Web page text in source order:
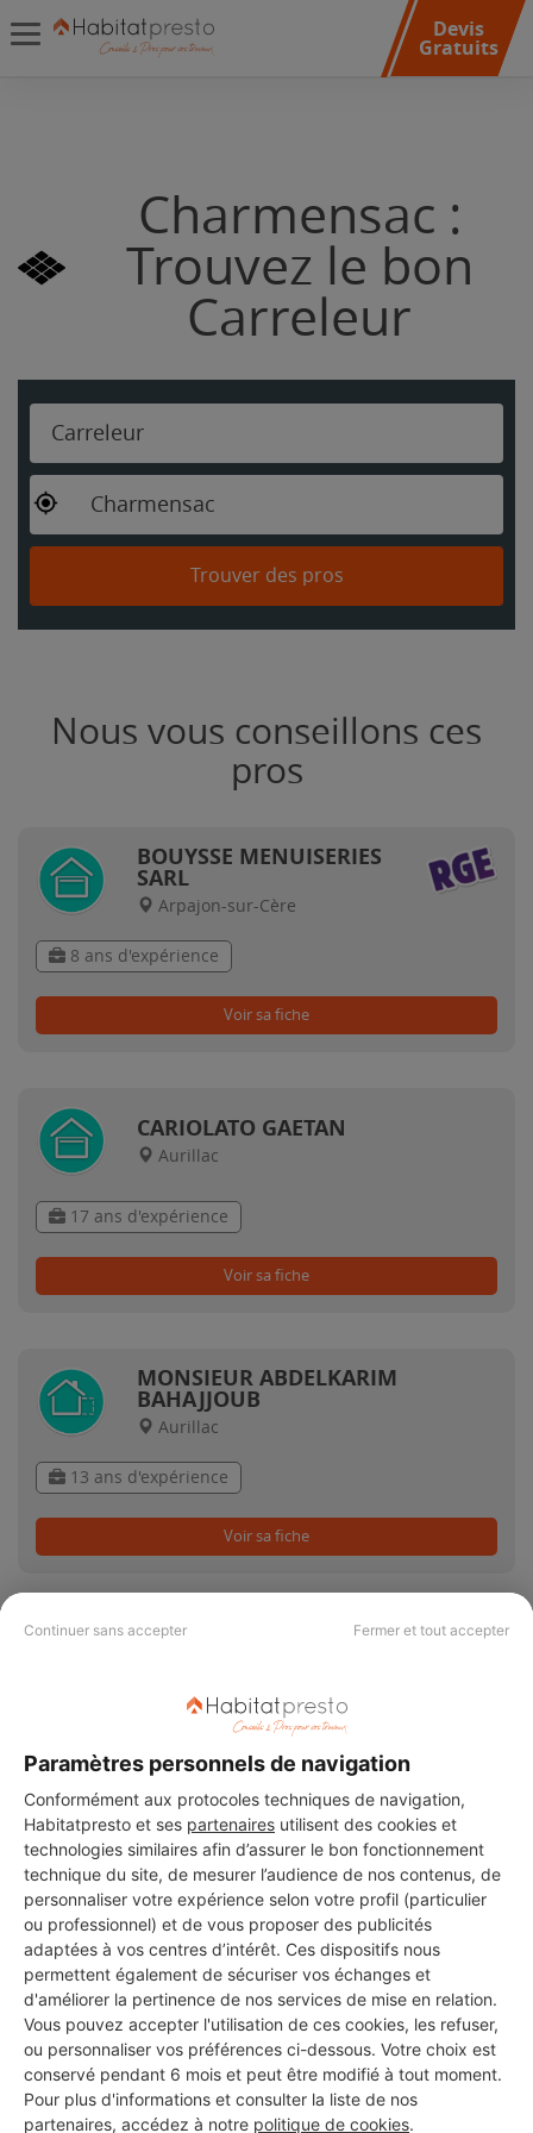
Continuer sans accepter Fermer et tout accepter
Paramètres personnels de navigation
Conformément aux protocoles techniques de navigation,
Habitatpresto et ses partenaires utilisent des cookies et
technologies similaires afin d’assurer le bon fonctionnement
technique du site, de mesurer l’audience de nos contenus, de
personnaliser votre expérience selon votre profil (particulier
ou professionnel) et de vous proposer des publicités
adaptées à vos centres d’intérêt. Ces dispositifs nous
permettent également de sécuriser vos échanges et
d'améliorer la pertinence de nos services de mise en relation.
Vous pouvez accepter l'utilisation de ces cookies, les refuser,
ou personnaliser vos préférences ci-dessous. Votre choix est
conservé pendant 6 mois et peut être modifié à tout moment.
Pour plus d'informations et consulter la liste de nos
partenaires, accédez à notre politique de cookies.
Devis
Gratuits
Charmensac :
Trouvez le bon
Carreleur
Carreleur
Charmensac
Trouver des pros
Nous vous conseillons ces
pros
BOUYSSE MENUISERIES
SARL
Arpajon-sur-Cère
8 ans d'expérience
Voir sa fiche
CARIOLATO GAETAN
Aurillac
17 ans d'expérience
Voir sa fiche
MONSIEUR ABDELKARIM
BAHAJJOUB
Aurillac
13 ans d'expérience
Voir sa fiche
PAS LE TEMPS DE
CHERCHER ?
Vous souhaitez réaliser des travaux et ne savez quel professionnel
choisir ? Demandez des devis travauxauprès de notre réseau de 5 000
professionnels partout en France.
DEMANDER UN DEVIS